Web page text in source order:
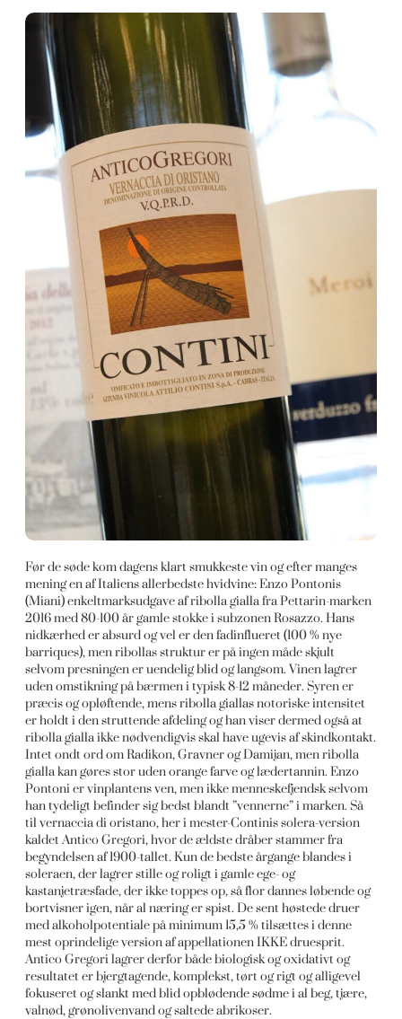
Før de søde kom dagens klart smukkeste vin og efter manges
mening en af Italiens allerbedste hvidvine: Enzo Pontonis
(Miani) enkeltmarksudgave af ribolla gialla fra Pettarin-marken
2016 med 80-100 år gamle stokke i subzonen Rosazzo. Hans
nidkærhed er absurd og vel er den fadinflueret (100 % nye
barriques), men ribollas struktur er på ingen måde skjult
selvom presningen er uendelig blid og langsom. Vinen lagrer
uden omstikning på bærmen i typisk 8-12 måneder. Syren er
præcis og opløftende, mens ribolla giallas notoriske intensitet
er holdt i den struttende afdeling og han viser dermed også at
ribolla gialla ikke nødvendigvis skal have ugevis af skindkontakt.
Intet ondt ord om Radikon, Gravner og Damijan, men ribolla
gialla kan gøres stor uden orange farve og lædertannin. Enzo
Pontoni er vinplantens ven, men ikke menneskefjendsk selvom
han tydeligt befinder sig bedst blandt ”vennerne” i marken. Så
til vernaccia di oristano, her i mester-Continis solera-version
kaldet Antico Gregori, hvor de ældste dråber stammer fra
begyndelsen af 1900-tallet. Kun de bedste årgange blandes i
soleraen, der lagrer stille og roligt i gamle ege- og
kastanjetræsfade, der ikke toppes op, så flor dannes løbende og
bortvisner igen, når al næring er spist. De sent høstede druer
med alkoholpotentiale på minimum 15,5 % tilsættes i denne
mest oprindelige version af appellationen IKKE druesprit.
Antico Gregori lagrer derfor både biologisk og oxidativt og
resultatet er bjergtagende, komplekst, tørt og rigt og alligevel
fokuseret og slankt med blid opblødende sødme i al beg, tjære,
valnød, grønolivenvand og saltede abrikoser.